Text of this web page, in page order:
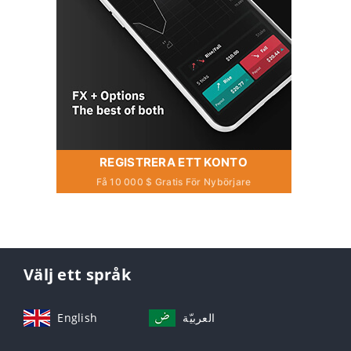
REGISTRERA ETT KONTO
Få 10 000 $ Gratis För Nybörjare
Välj ett språk
English العربيّة